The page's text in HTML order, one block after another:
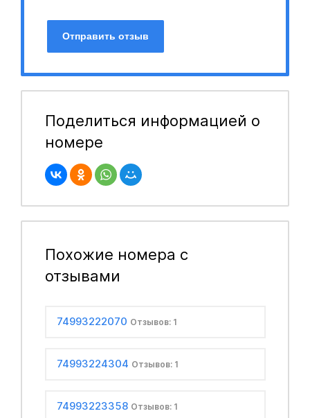
Отправить отзыв
Поделиться информацией о
номере
Похожие номера с
отзывами
74993222070 Отзывов: 1
74993224304 Отзывов: 1
74993223358 Отзывов: 1